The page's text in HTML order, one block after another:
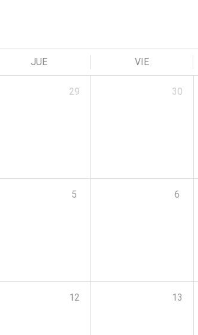
JUE VIE
29 30
5 6
12 13